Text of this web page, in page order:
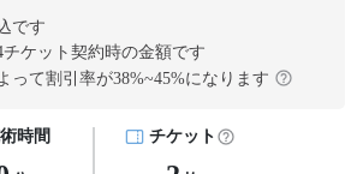
です
ケット契約時の金額です
って割引率が38%~45%になります
時間 チケット